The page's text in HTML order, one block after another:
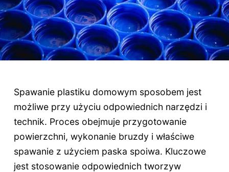
Spawanie plastiku domowym sposobem jest
możliwe przy użyciu odpowiednich narzędzi i
technik. Proces obejmuje przygotowanie
powierzchni, wykonanie bruzdy i właściwe
spawanie z użyciem paska spoiwa. Kluczowe
jest stosowanie odpowiednich tworzyw